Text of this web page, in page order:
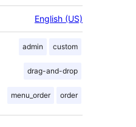
English (US)
admin custom
drag-and-drop
menu_order order